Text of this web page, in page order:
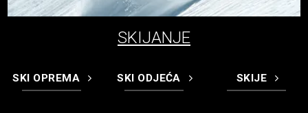
SKIJANJE
SKI OPREMA SKI ODJEĆA SKIJE